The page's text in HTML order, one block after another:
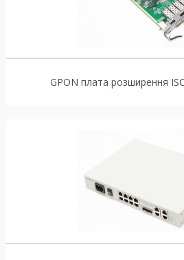
GPON плата розширення